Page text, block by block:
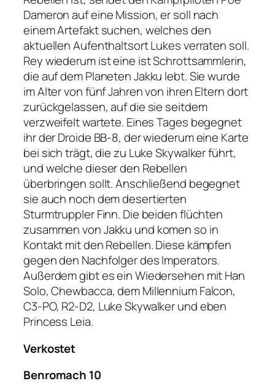
Dameron auf eine Mission, er soll nach
einem Artefakt suchen, welches den
aktuellen Aufenthaltsort Lukes verraten soll.
Rey wiederum ist eine ist Schrottsammlerin,
die auf dem Planeten Jakku lebt. Sie wurde
im Alter von fünf Jahren von ihren Eltern dort
zurückgelassen, auf die sie seitdem
verzweifelt wartete. Eines Tages begegnet
ihr der Droide BB-8, der wiederum eine Karte
bei sich trägt, die zu Luke Skywalker führt,
und welche dieser den Rebellen
überbringen sollt. Anschließend begegnet
sie auch noch dem desertierten
Sturmtruppler Finn. Die beiden flüchten
zusammen von Jakku und komen so in
Kontakt mit den Rebellen. Diese kämpfen
gegen den Nachfolger des Imperators.
Außerdem gibt es ein Wiedersehen mit Han
Solo, Chewbacca, dem Millennium Falcon,
C3-PO, R2-D2, Luke Skywalker und eben
Princess Leia.
Verkostet
Benromach 10